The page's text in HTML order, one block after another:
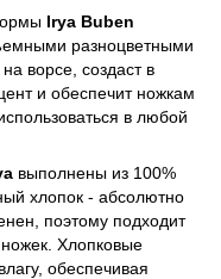
Irya Buben
разноцветными
ворсе, создаст в
и обеспечит ножкам
в любой
выполнены из 100%
хлопок - абсолютно
поэтому подходит
Хлопковые
обеспечивая